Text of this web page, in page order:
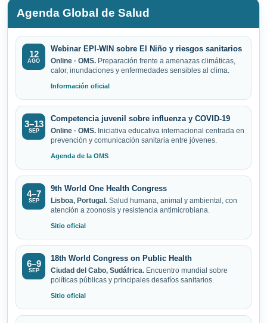
Agenda Global de Salud
12
AGO
Webinar EPI-WIN sobre El Niño y riesgos sanitarios
Online · OMS. Preparación frente a amenazas climáticas,
calor, inundaciones y enfermedades sensibles al clima.
Información oficial
3–13
SEP
Competencia juvenil sobre influenza y COVID-19
Online · OMS. Iniciativa educativa internacional centrada en
prevención y comunicación sanitaria entre jóvenes.
Agenda de la OMS
4–7
SEP
9th World One Health Congress
Lisboa, Portugal. Salud humana, animal y ambiental, con
atención a zoonosis y resistencia antimicrobiana.
Sitio oficial
6–9
SEP
18th World Congress on Public Health
Ciudad del Cabo, Sudáfrica. Encuentro mundial sobre
políticas públicas y principales desafíos sanitarios.
Sitio oficial